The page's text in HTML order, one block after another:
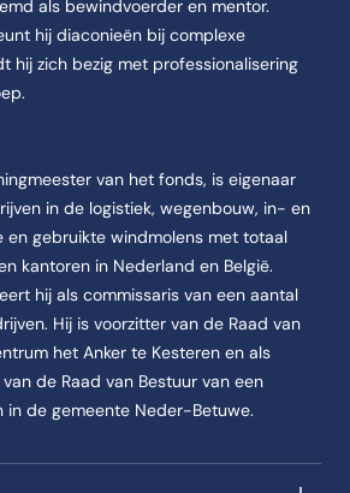
als bewindvoerder en mentor.
hij diaconieën bij complexe
hij zich bezig met professionalisering
van het fonds, is eigenaar
in de logistiek, wegenbouw, in- en
en gebruikte windmolens met totaal
kantoren in Nederland en België.
hij als commissaris van een aantal
Hij is voorzitter van de Raad van
het Anker te Kesteren en als
de Raad van Bestuur van een
in de gemeente Neder-Betuwe.